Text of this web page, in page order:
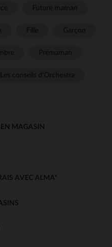
EN MAGASIN
AVEC ALMA*